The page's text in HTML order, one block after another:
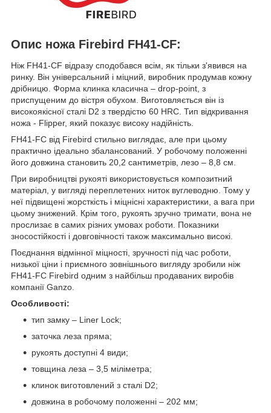
Опис ножа Firebird FH41-CF:
Ніж FH41-CF відразу сподобався всім, як тільки з'явився на
ринку. Він універсальний і міцний, виробник продумав кожну
дрібницю. Форма клинка класична – drop-point, з
приспущеним до вістря обухом. Виготовляється він із
високоякісної сталі D2 з твердістю 60 HRC. Тип відкривання
ножа - Flipper, який показує високу надійність.
FH41-FC від Firebird стильно виглядає, але при цьому
практично ідеально збалансований. У робочому положенні
його довжина становить 20,2 сантиметрів, лезо – 8,8 см.
При виробництві рукояті використовується композитний
матеріал, у вигляді переплетених ниток вуглеводню. Тому у
неї підвищені жорсткість і міцнісні характеристики, а вага при
цьому знижений. Крім того, рукоять зручно тримати, вона не
прослизає в самих різних умовах роботи. Показники
зносостійкості і довговічності також максимально високі.
Поєднання відмінної міцності, зручності під час роботи,
низької ціни і приємного зовнішнього вигляду зробили ніж
FH41-FC Firebird одним з найбільш продаваних виробів
компанії Ganzo.
Особливості:
тип замку – Liner Lock;
заточка леза пряма;
рукоять доступні 4 види;
товщина леза – 3,5 міліметра;
клинок виготовлений з сталі D2;
довжина в робочому положенні – 202 мм;